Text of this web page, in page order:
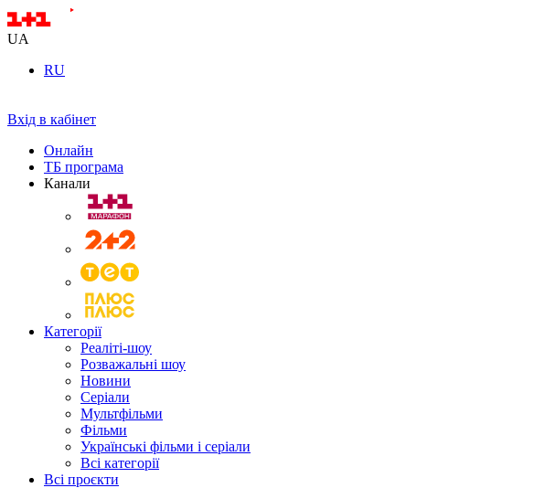
UA
RU
Вхід в кабінет
Онлайн
ТБ програма
Канали
Категорії
Реаліті-шоу
Розважальні шоу
Новини
Серіали
Мультфільми
Фільми
Українські фільми і серіали
Всі категорії
Всі проєкти